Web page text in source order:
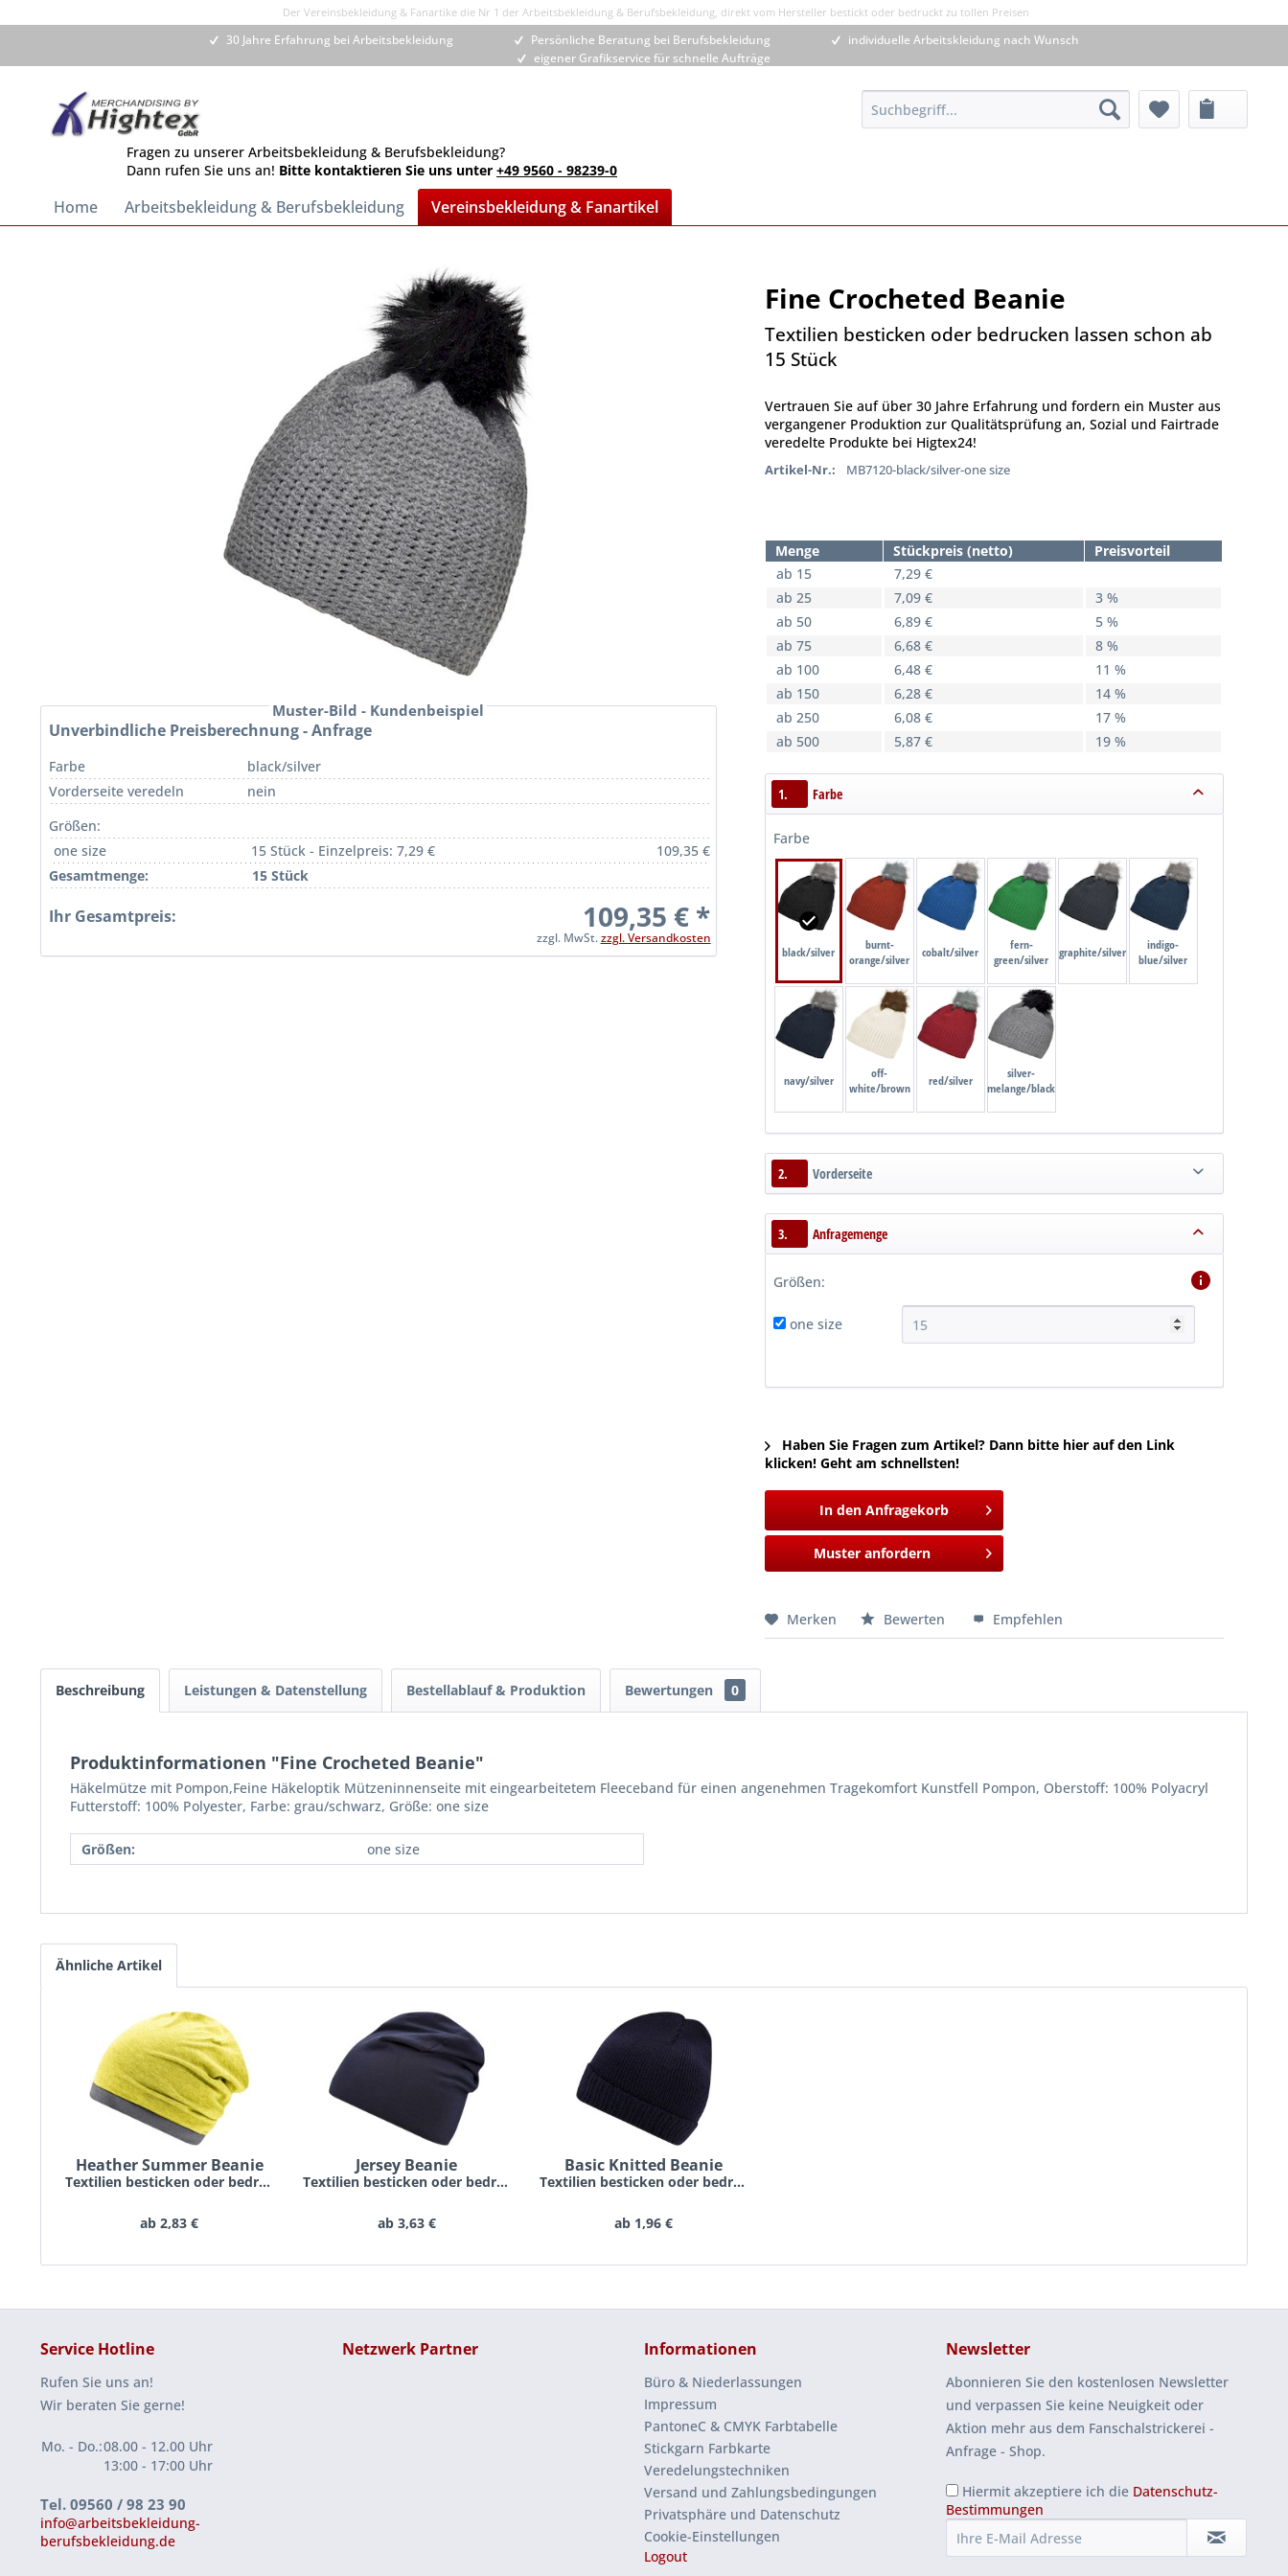
Der Vereinsbekleidung & Fanartike die Nr 1 der Arbeitsbekleidung & Berufsbekleidung, direkt vom Hersteller bestickt oder bedruckt zu tollen Preisen
30 Jahre Erfahrung bei Arbeitsbekleidung Persönliche Beratung bei Berufsbekleidung
individuelle Arbeitskleidung nach Wunsch
eigener Grafikservice für schnelle Aufträge
Fragen zu unserer Arbeitsbekleidung & Berufsbekleidung?
Dann rufen Sie uns an! Bitte kontaktieren Sie uns unter +49 9560 - 98239-0
Home Arbeitsbekleidung & Berufsbekleidung Vereinsbekleidung & Fanartikel
Muster-Bild - Kundenbeispiel
Unverbindliche Preisberechnung - Anfrage
Farbe
black/silver
Vorderseite veredeln
nein
Größen:
one size
15 Stück - Einzelpreis: 7,29 €
109,35 €
Gesamtmenge:
15 Stück
Ihr Gesamtpreis: 109,35 € *
zzgl. MwSt.zzgl. Versandkosten
Fine Crocheted Beanie
Textilien besticken oder bedrucken lassen schon ab
15 Stück
Vertrauen Sie auf über 30 Jahre Erfahrung und fordern ein Muster aus
vergangener Produktion zur Qualitätsprüfung an, Sozial und Fairtrade
veredelte Produkte bei Higtex24!
Artikel-Nr.: MB7120-black/silver-one size
Menge Stückpreis (netto)
Preisvorteil
ab 15
7,29 €
ab 25
7,09 €
3 %
ab 50
6,89 €
5 %
ab 75
6,68 €
8 %
ab 100
6,48 €
11 %
ab 150
6,28 €
14 %
ab 250
6,08 €
17 %
ab 500
5,87 € 19 %
1. Farbe
Farbe
black/silver
burnt-
orange/silver
cobalt/silver
fern-
green/silver
graphite/silver
indigo-
blue/silver
navy/silver
off-
white/brown
red/silver
silver-
melange/black
2. Vorderseite
3. Anfragemenge
Größen:
one size
Haben Sie Fragen zum Artikel? Dann bitte hier auf den Link
klicken! Geht am schnellsten!
In den Anfragekorb
Muster anfordern
Merken Bewerten Empfehlen
Beschreibung Leistungen & Datenstellung Bestellablauf & Produktion Bewertungen 0
Produktinformationen "Fine Crocheted Beanie"
Häkelmütze mit Pompon,Feine Häkeloptik Mützeninnenseite mit eingearbeitetem Fleeceband für einen angenehmen Tragekomfort Kunstfell Pompon, Oberstoff: 100% Polyacryl
Futterstoff: 100% Polyester, Farbe: grau/schwarz, Größe: one size
Größen: one size
Ähnliche Artikel
Heather Summer Beanie
Textilien besticken oder bedrucken lassen schon...
ab 2,83 €
Jersey Beanie
Textilien besticken oder bedrucken lassen schon...
ab 3,63 €
Basic Knitted Beanie
Textilien besticken oder bedrucken lassen schon...
ab 1,96 €
Service Hotline
Rufen Sie uns an!
Wir beraten Sie gerne!
Mo. - Do.:08.00 - 12.00 Uhr
13:00 - 17:00 Uhr
Tel. 09560 / 98 23 90
info@arbeitsbekleidung-
berufsbekleidung.de
Netzwerk Partner Informationen
Büro & Niederlassungen
Impressum
PantoneC & CMYK Farbtabelle
Stickgarn Farbkarte
Veredelungstechniken
Versand und Zahlungsbedingungen
Privatsphäre und Datenschutz
Cookie-Einstellungen
Logout
Newsletter
Abonnieren Sie den kostenlosen Newsletter
und verpassen Sie keine Neuigkeit oder
Aktion mehr aus dem Fanschalstrickerei -
Anfrage - Shop.
Hiermit akzeptiere ich die Datenschutz-
Bestimmungen